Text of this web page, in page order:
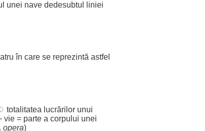
unei nave dedesubtul
liniei
în care se reprezintă astfel
totalitatea lucrărilor unui
vie = parte a corpului unei
opera)